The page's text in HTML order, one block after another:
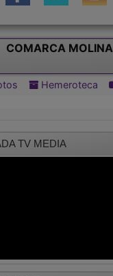
COMARCA MOLINA
Hemeroteca
TV MEDIA